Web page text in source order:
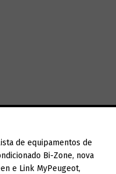
de equipamentos de
Bi-Zone, nova
e Link MyPeugeot,